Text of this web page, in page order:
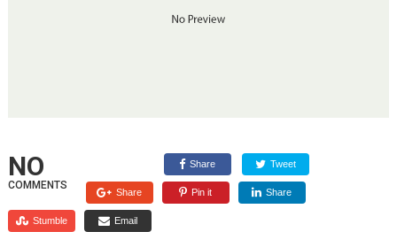
NO
COMMENTS
Share Tweet
Share Pin it Share
Stumble Email